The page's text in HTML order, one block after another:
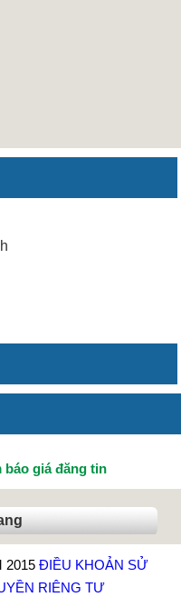
báo giá đăng tin
2015 ĐIỀU KHOẢN SỬ
RIÊNG TƯ